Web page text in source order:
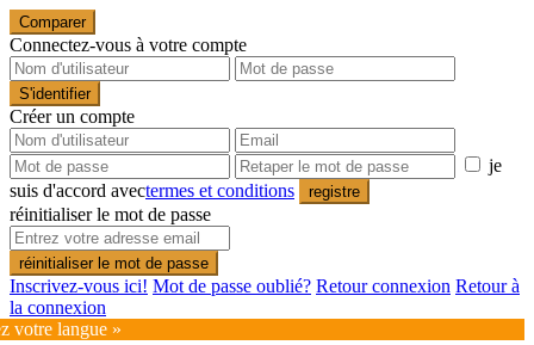
Comparer
Connectez-vous à votre compte
S'identifier
Créer un compte
je
suis d'accord avectermes et conditions registre
réinitialiser le mot de passe
réinitialiser le mot de passe
Inscrivez-vous ici! Mot de passe oublié? Retour connexion Retour à
la connexion
votre langue »